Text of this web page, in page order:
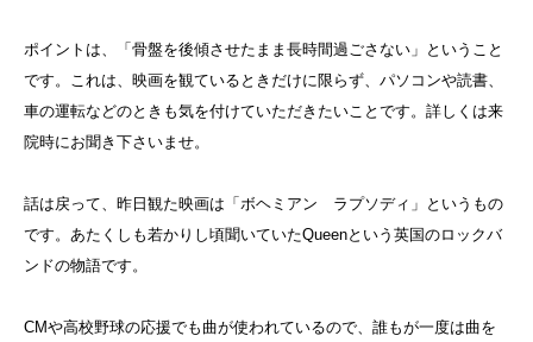
ポイントは、「骨盤を後傾させたまま長時間過ごさない」ということ
です。これは、映画を観ているときだけに限らず、パソコンや読書、
車の運転などのときも気を付けていただきたいことです。詳しくは来
院時にお聞き下さいませ。
話は戻って、昨日観た映画は「ボヘミアン ラプソディ」というもの
です。あたくしも若かりし頃聞いていたQueenという英国のロックバ
ンドの物語です。
CMや高校野球の応援でも曲が使われているので、誰もが一度は曲を